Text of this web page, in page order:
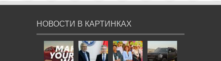
НОВОСТИ В КАРТИНКАХ